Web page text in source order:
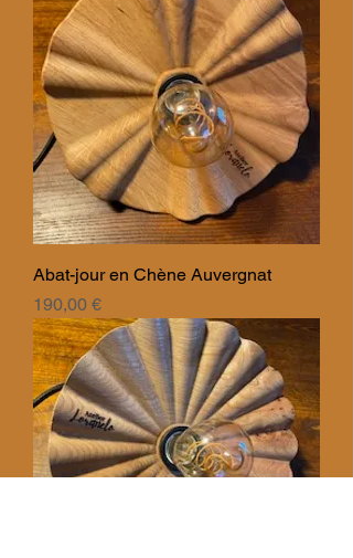
Abat-jour en Chène Auvergnat
Prix
190,00 €